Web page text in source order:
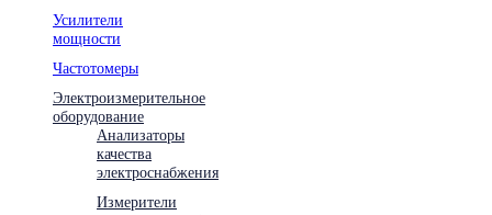
Усилители
мощности
Частотомеры
Электроизмерительное
оборудование
Анализаторы
качества
электроснабжения
Измерители